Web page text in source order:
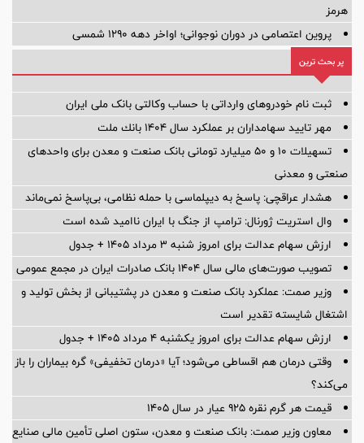
هرمز
پروین اعتصامی در دوران نوجوانی؛ اواخر دهه ۱۲۹۰ شمسی
پر بحث ترین
ثبت نام خودروهای وارداتی با حساب وکالتی بانک ملی ایران
مهر تایید سهامداران بر عملكرد سال ۱۴۰۴ بانك ملت
تسهیلات ١٠ و ۵٠ میلیارد تومانی بانک صنعت و معدن برای واحد‌های
صنعتی و معدنی
هشدار عراقچی: پاسخ به دیپلماسی با حمله نظامی، بی‌پاسخ نمی‌ماند
وال استریت ژورنال: ترامپ از جنگ با ایران ناامید شده است
ارزش سهام عدالت برای امروز شنبه ۳ مرداد ۱۴۰۵ + جدول
تصویب صورت‌های مالی سال ۱۴۰۴ بانک صادرات ایران در مجمع عمومی
وزیر صمت: عملکرد بانک صنعت و معدن در پشتیبانی از بخش تولید و
اشتغال شایسته تقدیر است
ارزش سهام عدالت برای امروز یکشنبه ۴ مرداد ۱۴۰۵ + جدول
وقتی درمان هم اقساطی می‌شود؛ آیا «درمان تخفیفی» گره بیماران را باز
می‌کند؟
قیمت هر گرم نقره ۹۲۵ عیار در سال ۱۴۰۵
معاون وزیر صمت: بانک صنعت و معدن، ستون اصلی تأمین مالی صنایع